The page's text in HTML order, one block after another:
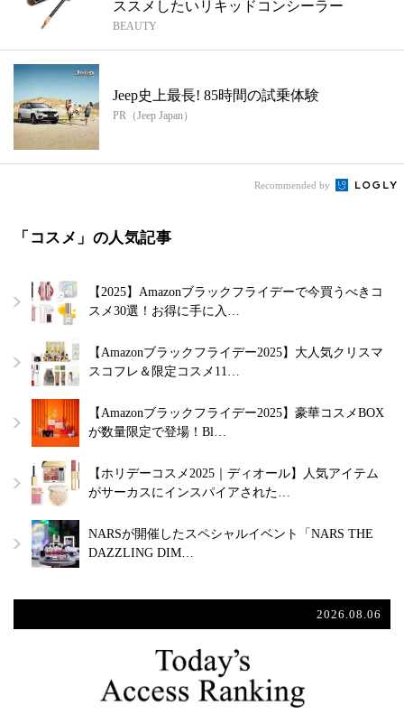
ススメしたいリキッドコンシーラー
BEAUTY
Jeep史上最長! 85時間の試乗体験
PR（Jeep Japan）
Recommended by
「コスメ」の人気記事
【2025】Amazonブラックフライデーで今買うべきコ
スメ30選！お得に手に入…
【Amazonブラックフライデー2025】大人気クリスマ
スコフレ＆限定コスメ11…
【Amazonブラックフライデー2025】豪華コスメBOX
が数量限定で登場！Bl…
【ホリデーコスメ2025｜ディオール】人気アイテム
がサーカスにインスパイアされた…
NARSが開催したスペシャルイベント「NARS THE
DAZZLING DIM…
2026.08.06